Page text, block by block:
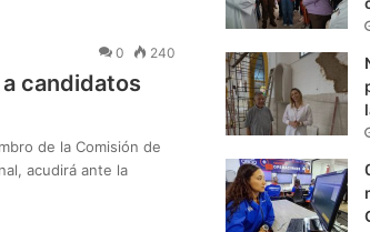
0 240
candidatos
de la Comisión de
acudirá ante la